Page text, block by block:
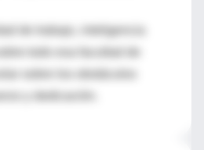
de trabajo, inteligencia